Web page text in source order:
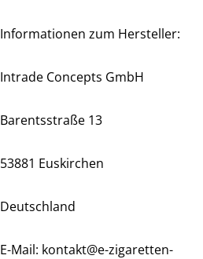
Informationen zum Hersteller:
Intrade Concepts GmbH
Barentsstraße 13
53881 Euskirchen
Deutschland
E-Mail: kontakt@e-zigaretten-